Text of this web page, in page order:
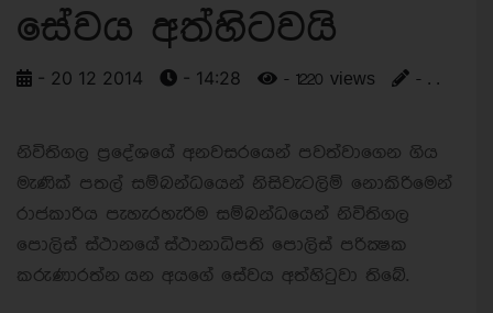
සේවය අත්හිටවයි
- 20 12 2014 - 14:28 - 1220 views - . .
නිවිතිගල ප‍්‍රදේශයේ අනවසරයෙන් පවත්වාගෙන ගිය
මැණික් පතල් සම්බන්ධයෙන් නිසිවැටලිම් නොකිරිමෙන්
රාජකාරිය පැහැරහැරිම සම්බන්ධයෙන් නිවිතිගල
පොලිස් ස්ථානයේ ස්ථානාධිපති පොලිස් පරික්‍ෂක
කරුණාරත්න යන අයගේ සේවය අත්හිටුවා තිබේ.